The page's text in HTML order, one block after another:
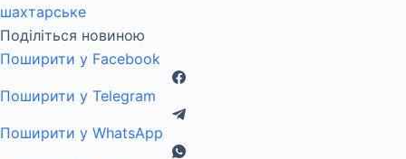
шахтарське
Поділіться новиною
Поширити у Facebook
Поширити у Telegram
Поширити у WhatsApp